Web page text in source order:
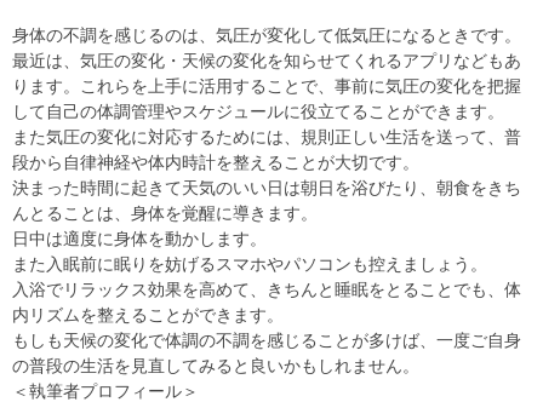
身体の不調を感じるのは、気圧が変化して低気圧になるときです。
最近は、気圧の変化・天候の変化を知らせてくれるアプリなどもあ
ります。これらを上手に活用することで、事前に気圧の変化を把握
して自己の体調管理やスケジュールに役立てることができます。
また気圧の変化に対応するためには、規則正しい生活を送って、普
段から自律神経や体内時計を整えることが大切です。
決まった時間に起きて天気のいい日は朝日を浴びたり、朝食をきち
んとることは、身体を覚醒に導きます。
日中は適度に身体を動かします。
また入眠前に眠りを妨げるスマホやパソコンも控えましょう。
入浴でリラックス効果を高めて、きちんと睡眠をとることでも、体
内リズムを整えることができます。
もしも天候の変化で体調の不調を感じることが多けば、一度ご自身
の普段の生活を見直してみると良いかもしれません。
＜執筆者プロフィール＞